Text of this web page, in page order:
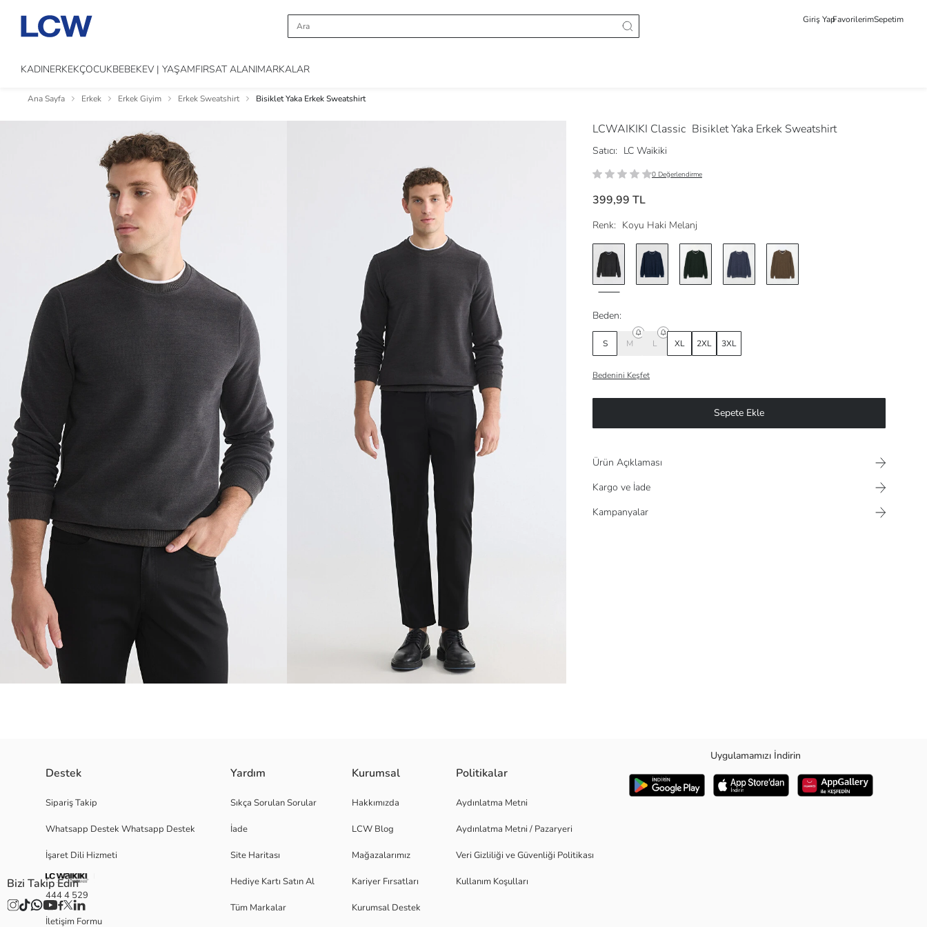
Giriş YapFavorilerimSepetim
KADINERKEKÇOCUKBEBEKEV | YAŞAMFIRSAT ALANIMARKALAR
Ana Sayfa Erkek Erkek Giyim Erkek Sweatshirt Bisiklet Yaka Erkek Sweatshirt
LCWAIKIKI Classic Bisiklet Yaka Erkek Sweatshirt
Satıcı: LC Waikiki
0 Değerlendirme
399,99 TL
Renk: Koyu Haki Melanj
Beden:
S M L XL 2XL 3XL
Bedenini Keşfet
Sepete Ekle
Ürün Açıklaması
Kargo ve İade
Kampanyalar
Ana Kumaş:
Destek
Sipariş Takip
Whatsapp Destek Whatsapp Destek
İşaret Dili Hizmeti
444 4 529
İletişim Formu
Yardım
Sıkça Sorulan Sorular
İade
Site Haritası
Hediye Kartı Satın Al
Tüm Markalar
Kurumsal
Hakkımızda
LCW Blog
Mağazalarımız
Kariyer Fırsatları
Kurumsal Destek
Politikalar
Aydınlatma Metni
Aydınlatma Metni / Pazaryeri
Veri Gizliliği ve Güvenliği Politikası
Kullanım Koşulları
Uygulamamızı İndirin
Bizi Takip Edin